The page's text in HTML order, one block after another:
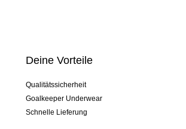
Deine Vorteile
Qualitätssicherheit
Goalkeeper Underwear
Schnelle Lieferung